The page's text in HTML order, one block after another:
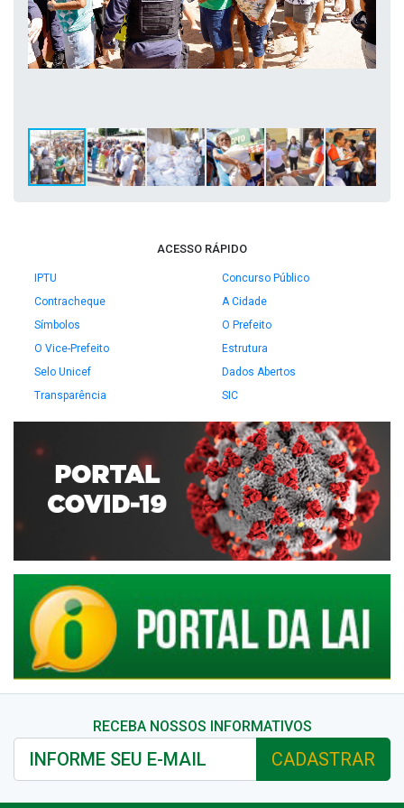
ACESSO RÁPIDO
IPTU
Concurso Público
Contracheque
A Cidade
Símbolos
O Prefeito
O Vice-Prefeito
Estrutura
Selo Unicef
Dados Abertos
Transparência
SIC
RECEBA NOSSOS INFORMATIVOS
CADASTRAR